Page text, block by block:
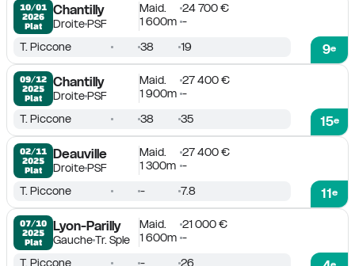
10/01
2026
Plat
Chantilly
DroitePSF
Maid.
24 700 €
1 600m -
9e
T. Piccone 38 19
09/12
2025
Plat
Chantilly
DroitePSF
Maid.
27 400 €
1 900m -
15e
T. Piccone 38 35
02/11
2025
Plat
Deauville
DroitePSF
Maid.
27 400 €
1 300m -
11e
T. Piccone - 7.8
07/10
2025
Plat
Lyon-Parilly
GaucheTr. Sple
Maid.
21 000 €
1 600m -
e
T. Piccone